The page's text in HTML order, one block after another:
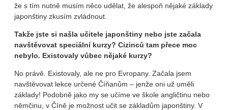
že s tím nutně musím něco udělat, že alespoň nějaké základy
japonštiny zkusím zvládnout.
Takže jste si našla učitele japonštiny nebo jste začala
navštěvovat speciální kurzy? Cizinců tam přece moc
nebylo. Existovaly vůbec nějaké kurzy?
No právě. Existovaly, ale ne pro Evropany. Začala jsem
navštěvovat lekce určené Číňanům – jenže oni už uměli
základy! Podobně jako my se učíme ve škole angličtinu nebo
němčinu, v Číně je možnost učit se základům japonštiny. V